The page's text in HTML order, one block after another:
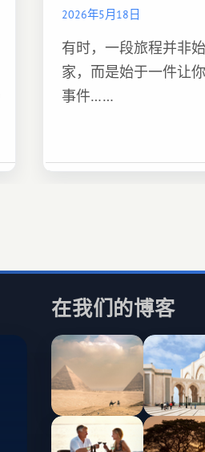
2026年5月18日
有时，一段旅程并非
家，而是始于一件让
事件……
在我们的博客